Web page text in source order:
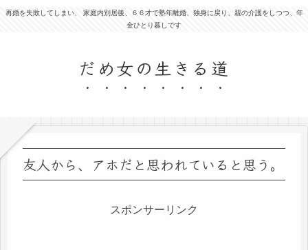
再婚を失敗してしまい、 家庭内別居後、６６才で塾年離婚、独身に戻り、親の介護をしつつ、年
金ひとり暮しです
だめ女の生きる道
友人から、アホだと思われていると思う。
スポンサーリンク